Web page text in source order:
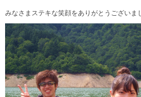
みなさまステキな笑顔をありがとうございま